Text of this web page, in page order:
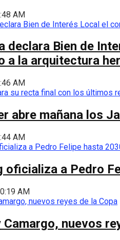
AM
declara Bien de
a la arquitectura
AM
abre mañana los
AM
oficializa a Pedro
AM
nuevos